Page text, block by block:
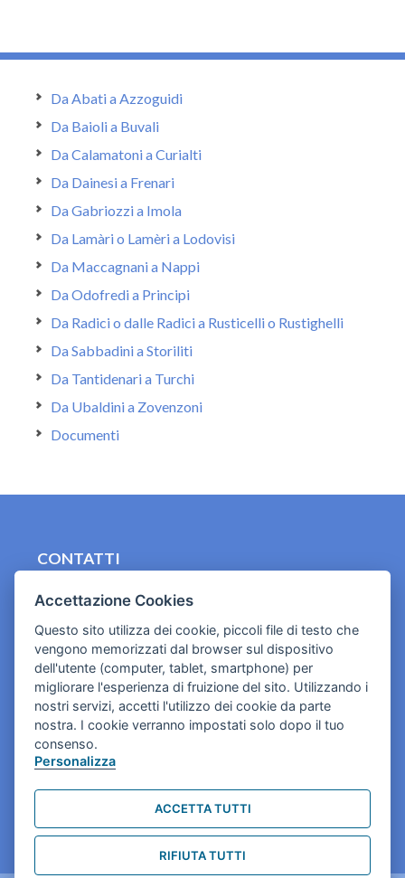
Da Abati a Azzoguidi
Da Baioli a Buvali
Da Calamatoni a Curialti
Da Dainesi a Frenari
Da Gabriozzi a Imola
Da Lamàri o Lamèri a Lodovisi
Da Maccagnani a Nappi
Da Odofredi a Principi
Da Radici o dalle Radici a Rusticelli o Rustighelli
Da Sabbadini a Storiliti
Da Tantidenari a Turchi
Da Ubaldini a Zovenzoni
Documenti
CONTATTI
Cookies e informativa privacy
Accettazione Cookies
Questo sito utilizza dei cookie, piccoli file di testo che
vengono memorizzati dal browser sul dispositivo
dell'utente (computer, tablet, smartphone) per
migliorare l'esperienza di fruizione del sito. Utilizzando i
nostri servizi, accetti l'utilizzo dei cookie da parte
nostra. I cookie verranno impostati solo dopo il tuo
consenso.
Personalizza
ACCETTA TUTTI
RIFIUTA TUTTI